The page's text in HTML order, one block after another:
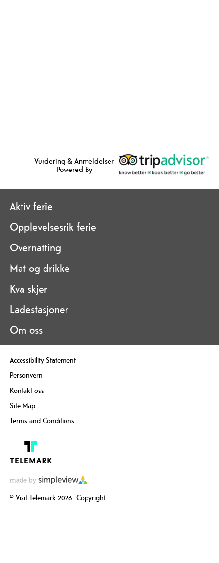
Vurdering & Anmeldelser
Powered By
Aktiv ferie
Opplevelsesrik ferie
Overnatting
Mat og drikke
Kva skjer
Ladestasjoner
Om oss
Accessibility Statement
Personvern
Kontakt oss
Site Map
Terms and Conditions
© Visit Telemark 2026. Copyright